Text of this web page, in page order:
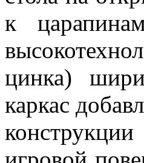
к
цинка)
каркас